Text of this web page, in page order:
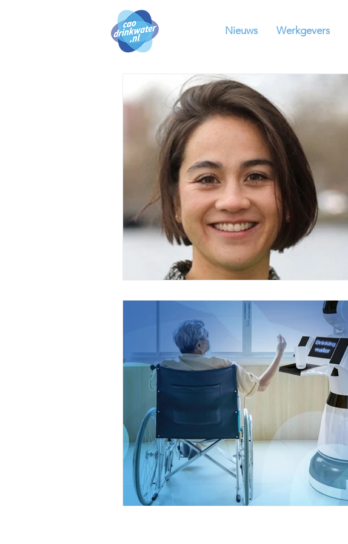
Nieuws Werkgevers